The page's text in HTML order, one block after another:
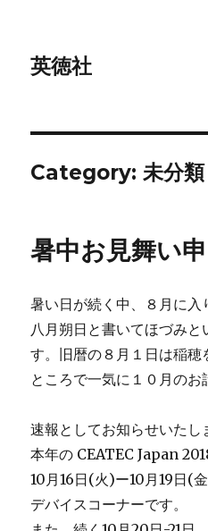
英徳社
Category:未分類
暑中お見舞い
暑い日が続く中、８月に入
八月朔日と書いてほづみ
す。旧暦の８月１日は稲穂
ところで一気に１０月のお
速報としてお知らせいた
本年の CEATEC Japan
10月16日(火)ー10月19日(
デバイスコーナーです。